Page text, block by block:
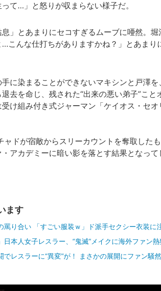
て…」と怒りが収まらない様子だ。
」とあまりにセコすぎるムーブに唖然。堀
こんな仕打ちがありますかね？」とあまり
に染まることができないマキシンと戸澤を
去を命じ、残された“出来の悪い弟子”こと
け組み付き式ジャーマン「ケイオス・セ
ドが宿敵からスリーカウントを奪取した
アカデミーに暗い影を落とす結果となって
ます
罵り合い 「すごい服装ｗ」ド派手セクシー衣装に
日本人女子レスラー、“鬼滅”メイクに海外ファン熱
でレスラーに“異変”が！ まさかの展開にファン騒然